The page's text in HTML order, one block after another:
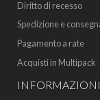
Diritto di recesso
Spedizione e
Pagamento a rate
Acquisti in Multipack
INFORMAZIONI